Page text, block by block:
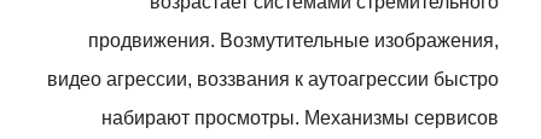
продвижения. Возмутительные изображения,
видео агрессии, воззвания к аутоагрессии быстро
набирают просмотры. Механизмы сервисов